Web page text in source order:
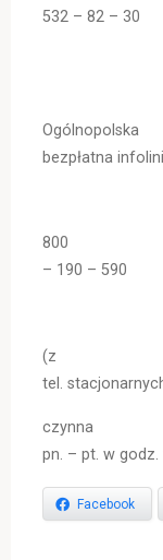
532 – 82 – 30
Ogólnopolska
bezpłatna
800
– 190 – 590
(z
tel.
czynna
pn. – pt. w godz.
Facebook